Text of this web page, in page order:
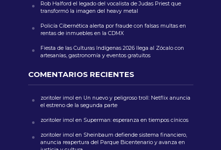
Rob Halford el legado del vocalista de Judas Priest que
transformó la imagen del heavy metal
Policía Cibernética alerta por fraude con falsas multas en
rentas de inmuebles en la CDMX
Fiesta de las Culturas Indígenas 2026 llega al Zócalo con
artesanías, gastronomía y eventos gratuitos
COMENTARIOS RECIENTES
zoritoler imol en Un nuevo y peligroso troll: Netflix anuncia
el estreno de la segunda parte
zoritoler imol en Superman: esperanza en tiempos cínicos
zoritoler imol en Sheinbaum defiende sistema financiero,
anuncia reapertura del Parque Bicentenario y avanza en